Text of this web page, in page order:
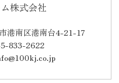
株式会社
港南区港南台4-21-17
833-2622